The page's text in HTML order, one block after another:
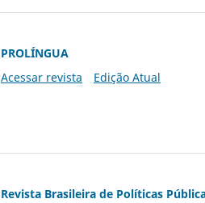
PROLÍNGUA
Acessar revista
Edição Atual
Revista Brasileira de Políticas